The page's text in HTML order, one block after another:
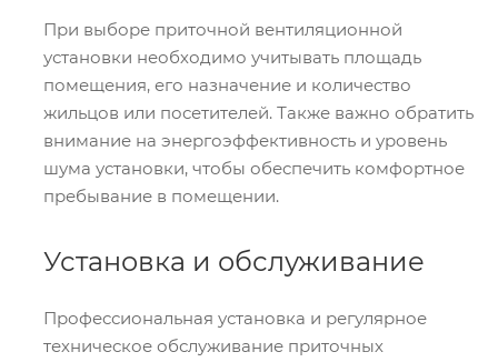
При выборе приточной вентиляционной
установки необходимо учитывать площадь
помещения, его назначение и количество
жильцов или посетителей. Также важно обратить
внимание на энергоэффективность и уровень
шума установки, чтобы обеспечить комфортное
пребывание в помещении.
Установка и обслуживание
Профессиональная установка и регулярное
техническое обслуживание приточных